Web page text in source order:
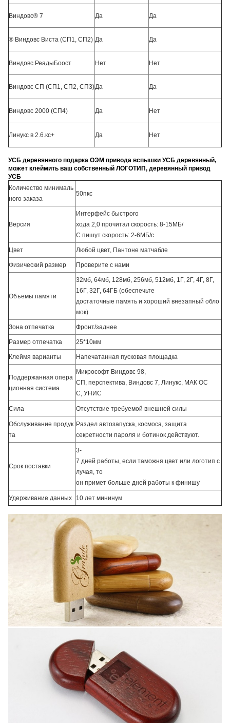
Виндовс® 7 Да Да
® Виндовс Виста (СП1, СП2) Да Да
Виндовс РеадыБоост Нет Нет
Виндовс СП (СП1, СП2, СП3)Да Да
Виндовс 2000 (СП4) Да Нет
Линукс в 2.6.кс+ Да Нет
УСБ деревянного подарка ОЭМ привода вспышки УСБ деревянный,
может клеймить ваш собственный ЛОГОТИП, деревянный привод
УСБ
Количество минималь
ного заказа
50пкс
Версия
Интерфейс быстрого
хода 2,0 прочитал скорость: 8-15МБ/
С пишут скорость: 2-6МБ/с
Цвет Любой цвет, Пантоне матчабле
Физический размер Проверите с нами
Объемы памяти
32мб, 64мб, 128мб, 256мб, 512мб, 1Г, 2Г, 4Г, 8Г,
16Г, 32Г, 64ГБ (обеспечьте
достаточные память и хороший внезапный обло
мок)
Зона отпечатка Фронт/заднее
Размер отпечатка 25*10мм
Клеймя варианты Напечатанная пусковая площадка
Поддержанная опера
ционная система
Микрософт Виндовс 98,
СП, перспектива, Виндовс 7, Линукс, МАК ОС
С, УНИС
Сила Отсутствие требуемой внешней силы
Обслуживание продук
та
Раздел автозапуска, космоса, защита
секретности пароля и ботинок действуют.
Срок поставки
3-
7 дней работы, если таможня цвет или логотип с
лучая, то
он примет больше дней работы к финишу
Удерживание данных 10 лет мининум